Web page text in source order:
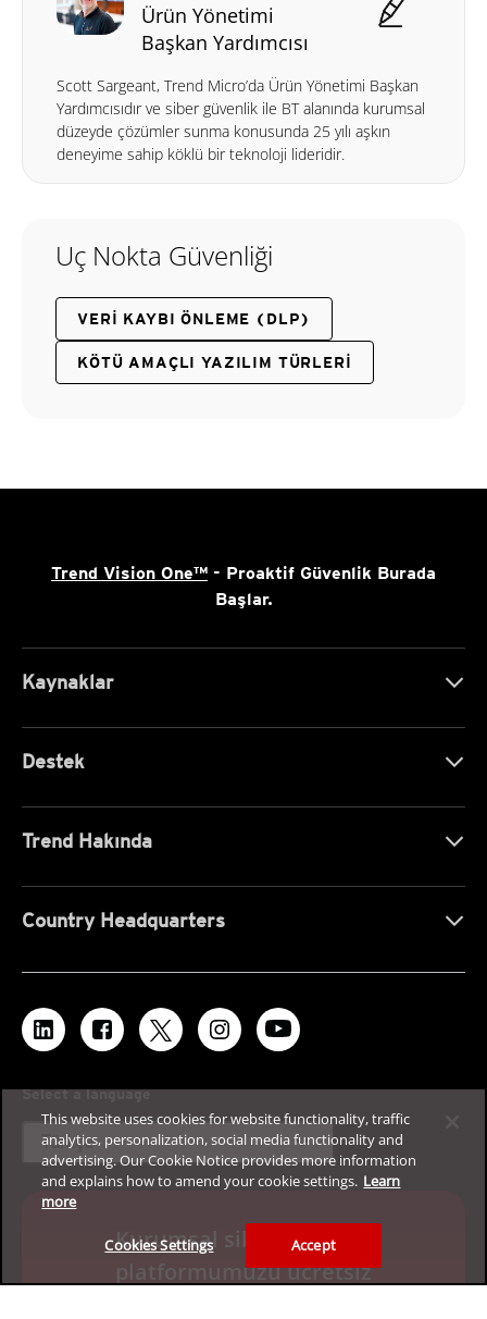
Ürün Yönetimi
Başkan Yardımcısı
Scott Sargeant, Trend Micro’da Ürün Yönetimi Başkan
Yardımcısıdır ve siber güvenlik ile BT alanında kurumsal
düzeyde çözümler sunma konusunda 25 yılı aşkın
deneyime sahip köklü bir teknoloji lideridir.
Uç Nokta Güvenliği
VERI KAYBI ÖNLEME (DLP)
KÖTÜ AMAÇLI YAZILIM TÜRLERI
Trend Vision One™ - Proaktif Güvenlik Burada
Başlar.
Kaynaklar
Destek
Trend Hakında
Country Headquarters
Select a language
Türkçe expand_more
Kurumsal siber güvenlik
platformumuzu ücretsiz
This website uses cookies for website functionality, traffic
analytics, personalization, social media functionality and
advertising. Our Cookie Notice provides more information
and explains how to amend your cookie settings. Learn
more
Cookies Settings Accept